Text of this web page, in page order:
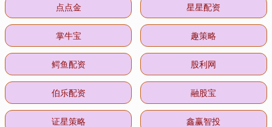
点点金 星星配资
掌牛宝 趣策略
鳄鱼配资 股利网
伯乐配资 融股宝
证星策略 鑫赢智投